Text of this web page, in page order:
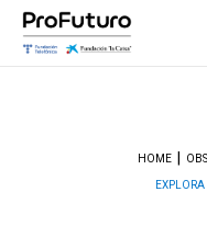
HOME